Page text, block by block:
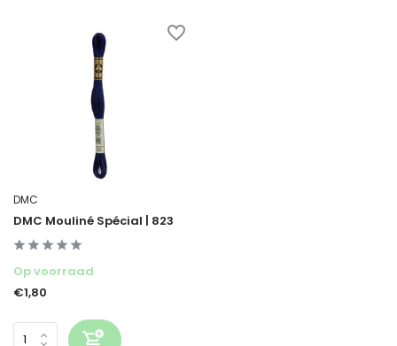
DMC
DMC Mouliné Spécial | 823
Op voorraad
€1,80